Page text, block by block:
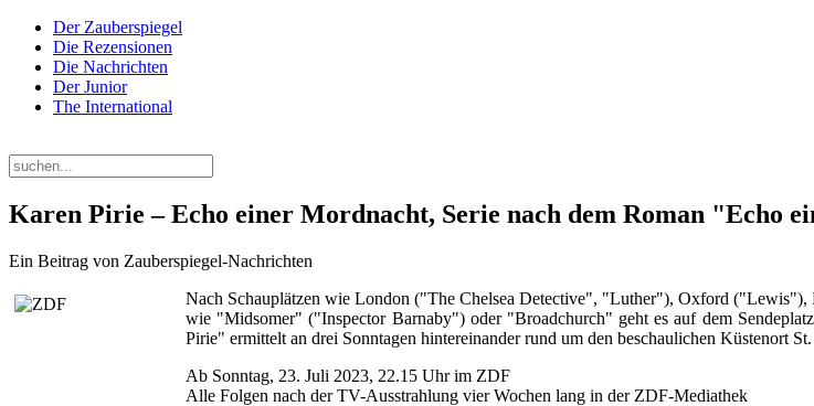
Der Zauberspiegel
Die Rezensionen
Die Nachrichten
Der Junior
The International
Karen Pirie – Echo einer Mordnacht, Serie nach dem Roman "Echo
Ein Beitrag von Zauberspiegel-Nachrichten
Nach Schauplätzen wie London ("The Chelsea Detective", "Luther"), Oxford
wie "Midsomer" ("Inspector Barnaby") oder "Broadchurch" geht es auf dem
Pirie" ermittelt an drei Sonntagen hintereinander rund um den beschaulichen Küstenort
Ab Sonntag, 23. Juli 2023, 22.15 Uhr im ZDF
Alle Folgen nach der TV-Ausstrahlung vier Wochen lang in der ZDF-Mediathek